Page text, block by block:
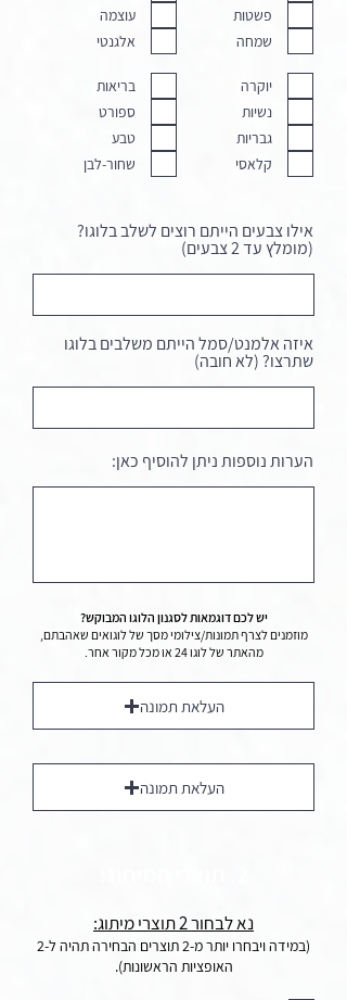
עוצמה
אלגנטי
פשטות
שמחה
בריאות
ספורט
טבע
שחור-לבן
יוקרה
נשיות
גבריות
קלאסי
אילו צבעים הייתם רוצים לשלב בלוגו?
(מומלץ עד 2 צבעים)
איזה אלמנט/סמל הייתם משלבים בלוגו
שתרצו? (לא חובה)
הערות נוספות ניתן להוסיף כאן:
יש לכם דוגמאות לסגנון הלוגו המבוקש?
מוזמנים לצרף תמונות/צילומי מסך של לוגואים שאהבתם,
מהאתר של לוגו 24 או מכל מקור אחר.
העלאת תמונה
העלאת תמונה
נא לבחור 2 תוצרי מיתוג:
(במידה ויבחרו יותר מ-2 תוצרים הבחירה תהיה ל-2
האופציות הראשונות).